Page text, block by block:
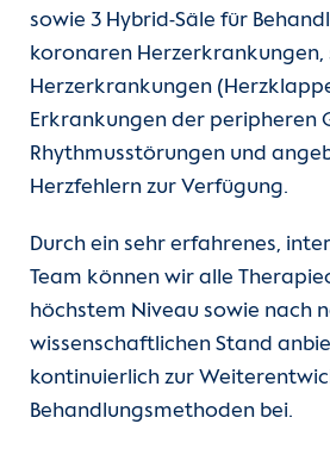
sowie 3 Hybrid-Säle für
koronaren
Herzerkrankungen
Erkrankungen der peripheren
Rhythmusstörungen und
Herzfehlern zur Verfügung.
Durch ein sehr erfahrenes,
Team können wir alle
höchstem Niveau sowie nach
wissenschaftlichen Stand
kontinuierlich zur
Behandlungsmethoden bei.